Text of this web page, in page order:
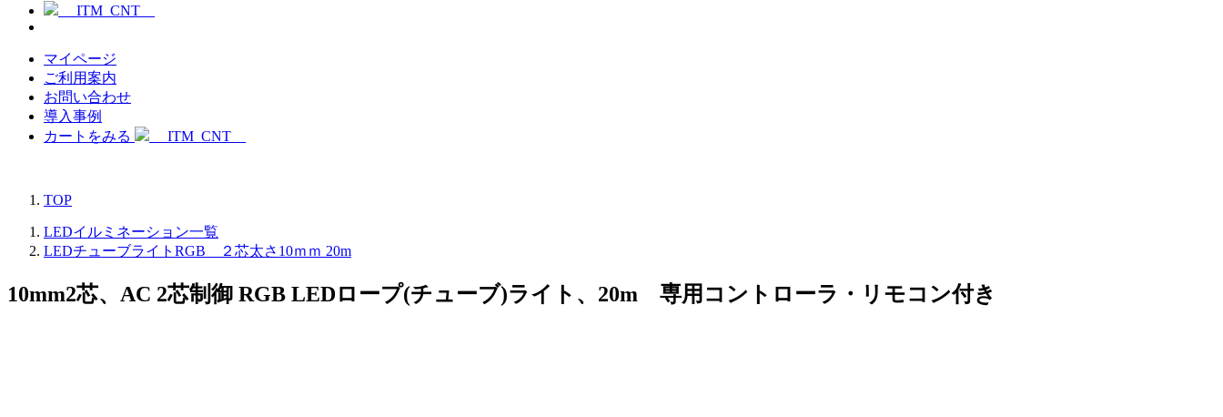
__ITM_CNT__
マイページ
ご利用案内
お問い合わせ
導入事例
カートをみる
__ITM_CNT__
TOP
LEDイルミネーション一覧
LEDチューブライトRGB ２芯太さ10ｍｍ 20m
10mm2芯、AC 2芯制御 RGB LEDロープ(チューブ)ライト、20m 専用コントローラ・リモコン付き